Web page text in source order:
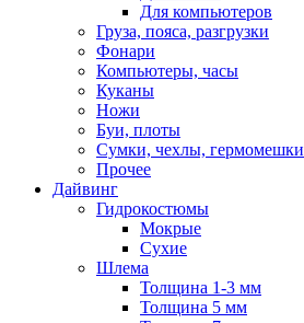
Для компьютеров
Груза, пояса, разгрузки
Фонари
Компьютеры, часы
Куканы
Ножи
Буи, плоты
Сумки, чехлы, гермомешки
Прочее
Дайвинг
Гидрокостюмы
Мокрые
Сухие
Шлема
Толщина 1-3 мм
Толщина 5 мм